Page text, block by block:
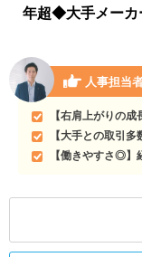
年超◆大手メーカ
人事担当
【右肩上がりの
【大手との取引
【働きやすさ◎】